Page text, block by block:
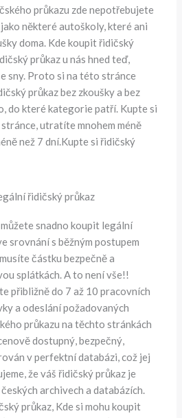
průkazu zde nepotřebujete
některé autoškoly, které ani
doma. Kde koupit řidičský
průkaz u nás hned teď,
sny. Proto si na této stránce
průkaz bez zkoušky a bez
do které kategorie patří. Kupte si
utratíte mnohem méně
než 7 dní.Kupte si řidičský
řidičský průkaz
snadno koupit legální
srovnání s běžným postupem
částku bezpečně a
splátkách. A to není vše!!
přibližně do 7 až 10 pracovních
a odeslání požadovaných
průkazu na těchto stránkách
dostupný, bezpečný,
v perfektní databázi, což jej
že váš řidičský průkaz je
archivech a databázích.
průkaz, Kde si mohu koupit